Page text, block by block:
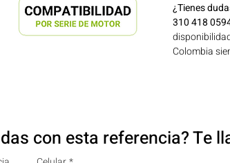
de energía
ahora en
¿Tienes
310 418
Colombia
con esta referencia? Te